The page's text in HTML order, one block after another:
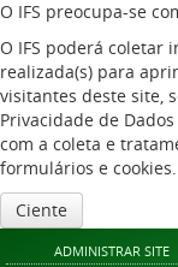
O IFS preocupa-se
O IFS poderá coletar
realizada(s) para
visitantes deste site,
Privacidade de
com a coleta e
formulários e cookies.
Ciente
ADMINISTRAR SITE